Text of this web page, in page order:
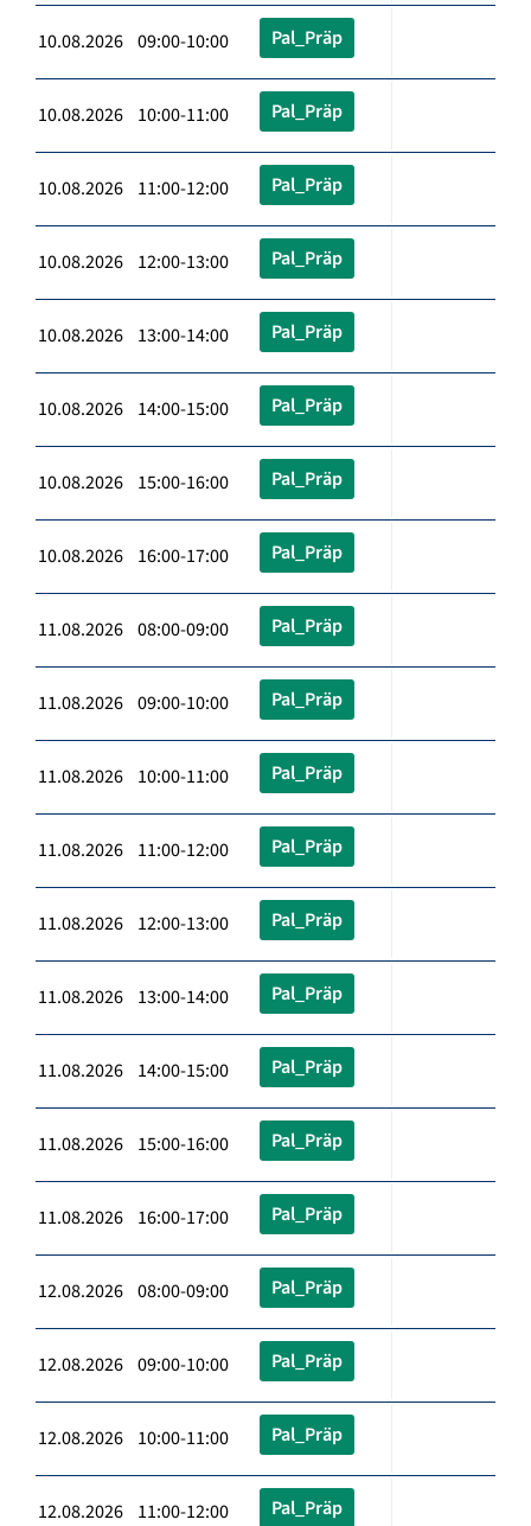
10.08.2026 09:00-10:00 Pal_Präp
10.08.2026 10:00-11:00 Pal_Präp
10.08.2026 11:00-12:00 Pal_Präp
10.08.2026 12:00-13:00 Pal_Präp
10.08.2026 13:00-14:00 Pal_Präp
10.08.2026 14:00-15:00 Pal_Präp
10.08.2026 15:00-16:00 Pal_Präp
10.08.2026 16:00-17:00 Pal_Präp
11.08.2026 08:00-09:00 Pal_Präp
11.08.2026 09:00-10:00 Pal_Präp
11.08.2026 10:00-11:00 Pal_Präp
11.08.2026 11:00-12:00 Pal_Präp
11.08.2026 12:00-13:00 Pal_Präp
11.08.2026 13:00-14:00 Pal_Präp
11.08.2026 14:00-15:00 Pal_Präp
11.08.2026 15:00-16:00 Pal_Präp
11.08.2026 16:00-17:00 Pal_Präp
12.08.2026 08:00-09:00 Pal_Präp
12.08.2026 09:00-10:00 Pal_Präp
12.08.2026 10:00-11:00 Pal_Präp
12.08.2026 11:00-12:00 Pal_Präp